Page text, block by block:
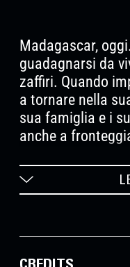
Madagascar,
guadagnarsi da
zaffiri. Quando
a tornare nella
sua famiglia e i
anche a
facile e lealtà, tra
politico.
CREDITS